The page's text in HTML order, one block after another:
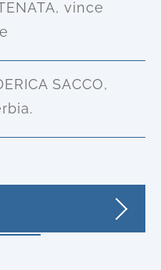
vince
SACCO,